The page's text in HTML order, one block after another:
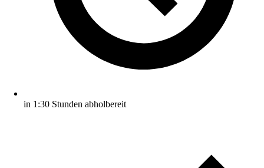
in 1:30 Stunden abholbereit